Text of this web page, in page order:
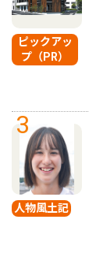
ピックアッ
プ（PR）
3
人物風土記